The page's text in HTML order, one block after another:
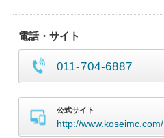
電話・サイト
011-704-6887
公式サイト
http://www.koseimc.com/